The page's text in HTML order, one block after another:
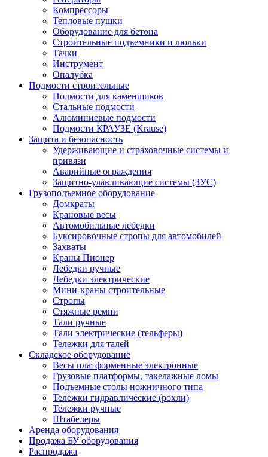
Компрессоры
Тепловые пушки
Оборудование для бетона
Строительные подъемники и люльки
Тачки
Инструмент
Опалубка
Подмости строительные
Подмости для каменщиков
Стальные подмости
Алюминиевые подмости
Подмости КРАУЗЕ (Krause)
Защита и безопасность
Удерживающие и страховочные системы и
привязи
Аварийные ограждения
Защитно-улавливающие системы (ЗУС)
Грузоподъемное оборудование
Домкраты
Крановые весы
Автомобильные лебедки
Буксировочные стропы для автомобилей
Захваты
Краны Пионер
Лебедки ручные
Лебедки электрические
Мини-краны строительные
Стропы
Стяжные ремни
Тали ручные
Тали электрические (тельферы)
Тележки для талей
Складское оборудование
Весы платформенные электронные
Грузовые платформы, такелажные ломы
Подъемные столы ножничного типа
Тележки гидравлические (рохли)
Тележки ручные
Штабелеры
Аренда оборудования
Продажа БУ оборудования
Распродажа